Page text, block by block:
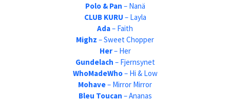
Polo & Pan – Nanä
CLUB KURU – Layla
Ada– Faith
Mighz – Sweet Chopper
Her– Her
Gundelach – Fjernsynet
WhoMadeWho– Hi & Low
Mohave– Mirror Mirror
Bleu Toucan – Ananas